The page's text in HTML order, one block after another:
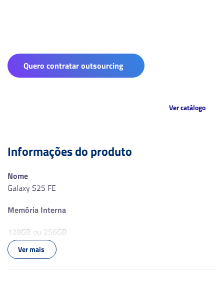
Quero contratar outsourcing
Ver catálogo
Informações do produto
Nome
Galaxy S25 FE
Memória Interna
128GB ou 256GB
Sistema Operacional + Versão
Ver mais